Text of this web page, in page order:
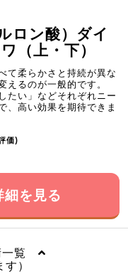
ロン酸）ダイ
（上・下）
て柔らかさと持続が異な
るのが一般的です。
たい」などそれぞれニー
、高い効果を期待できま
価)
を見る
一覧
）